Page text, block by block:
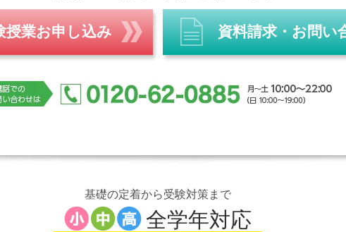
授業お申し込み 資料請求・お問い
基礎の定着から受験対策まで
全学年対応